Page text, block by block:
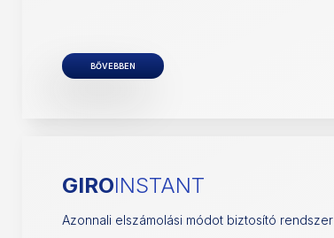
BŐVEBBEN
GIROINSTANT
Azonnali elszámolási módot biztosító rendszer